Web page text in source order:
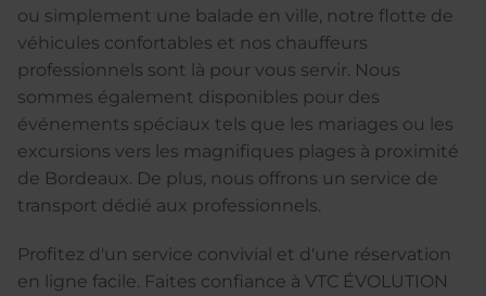
ou simplement une balade en ville, notre flotte de
véhicules confortables et nos chauffeurs
professionnels sont là pour vous servir. Nous
sommes également disponibles pour des
événements spéciaux tels que les mariages ou les
excursions vers les magnifiques plages à proximité
de Bordeaux. De plus, nous offrons un service de
transport dédié aux professionnels.
Profitez d'un service convivial et d'une réservation
en ligne facile. Faites confiance à VTC ÉVOLUTION